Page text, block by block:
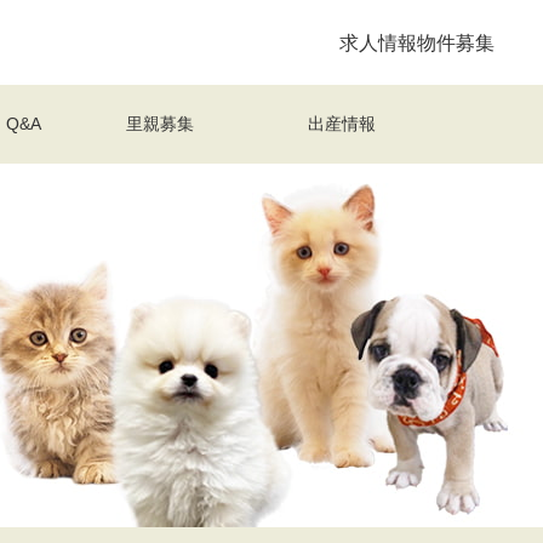
求人情報物件募集
Q&A 里親募集 出産情報